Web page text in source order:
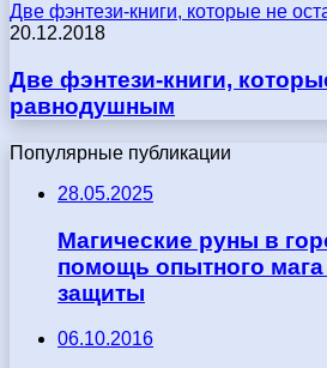
Две фэнтези-книги, которые не
20.12.2018
Две фэнтези-книги,
равнодушным
Популярные публикации
28.05.2025
Магические руны в
помощь опытного
защиты
06.10.2016